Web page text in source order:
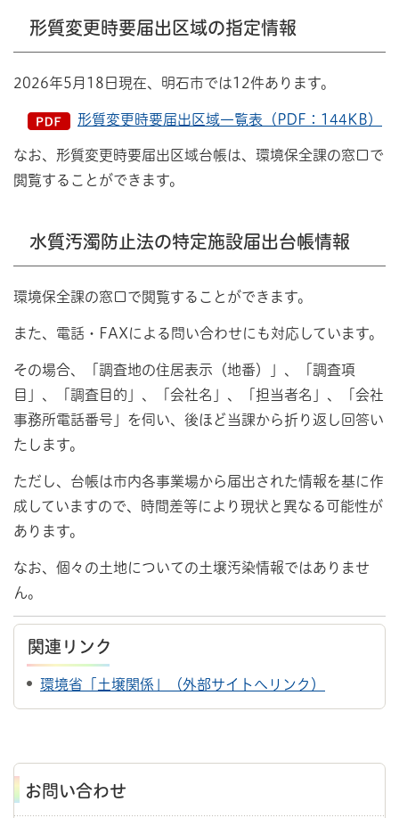
形質変更時要届出区域の指定情報
2026年5月18日現在、明石市では12件あります。
形質変更時要届出区域一覧表（PDF：144KB）
なお、形質変更時要届出区域台帳は、環境保全課の窓口で
閲覧することができます。
水質汚濁防止法の特定施設届出台帳情報
環境保全課の窓口で閲覧することができます。
また、電話・FAXによる問い合わせにも対応しています。
その場合、「調査地の住居表示（地番）」、「調査項
目」、「調査目的」、「会社名」、「担当者名」、「会社
事務所電話番号」を伺い、後ほど当課から折り返し回答い
たします。
ただし、台帳は市内各事業場から届出された情報を基に作
成していますので、時間差等により現状と異なる可能性が
あります。
なお、個々の土地についての土壌汚染情報ではありませ
ん。
関連リンク
環境省「土壌関係」（外部サイトへリンク）
お問い合わせ